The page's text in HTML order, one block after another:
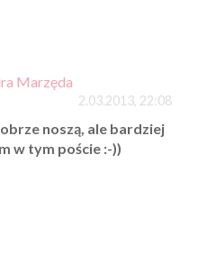
Marzęda
2.03.2013, 22:08
noszą, ale bardziej
w tym poście :-))